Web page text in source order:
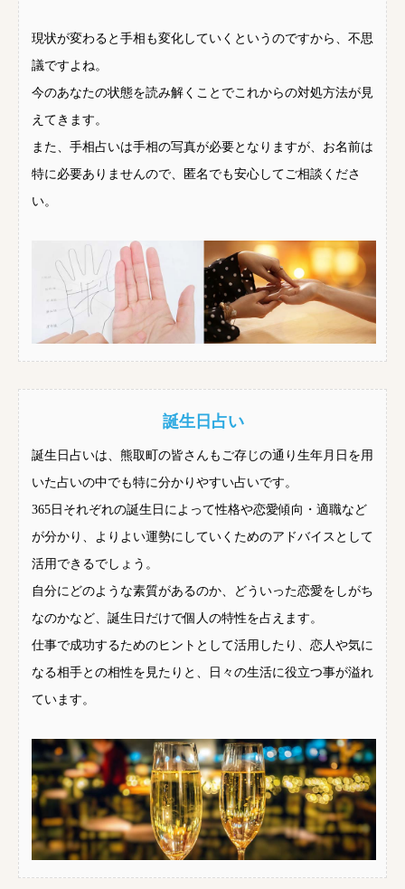
現状が変わると手相も変化していくというのですから、不思
議ですよね。
今のあなたの状態を読み解くことでこれからの対処方法が見
えてきます。
また、手相占いは手相の写真が必要となりますが、お名前は
特に必要ありませんので、匿名でも安心してご相談くださ
い。
誕生日占い
誕生日占いは、熊取町の皆さんもご存じの通り生年月日を用
いた占いの中でも特に分かりやすい占いです。
365日それぞれの誕生日によって性格や恋愛傾向・適職など
が分かり、よりよい運勢にしていくためのアドバイスとして
活用できるでしょう。
自分にどのような素質があるのか、どういった恋愛をしがち
なのかなど、誕生日だけで個人の特性を占えます。
仕事で成功するためのヒントとして活用したり、恋人や気に
なる相手との相性を見たりと、日々の生活に役立つ事が溢れ
ています。